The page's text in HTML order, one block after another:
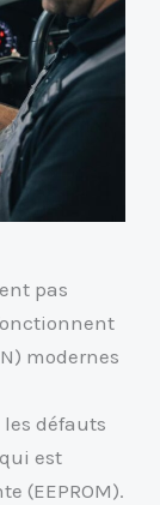
pas
modernes
les défauts
est
(EEPROM).